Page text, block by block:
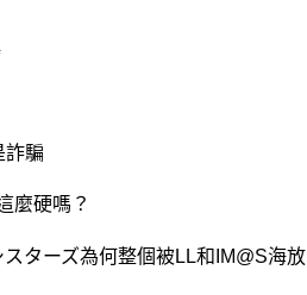
詐騙
麼硬嗎？
ターズ為何整個被LL和IM@S海放